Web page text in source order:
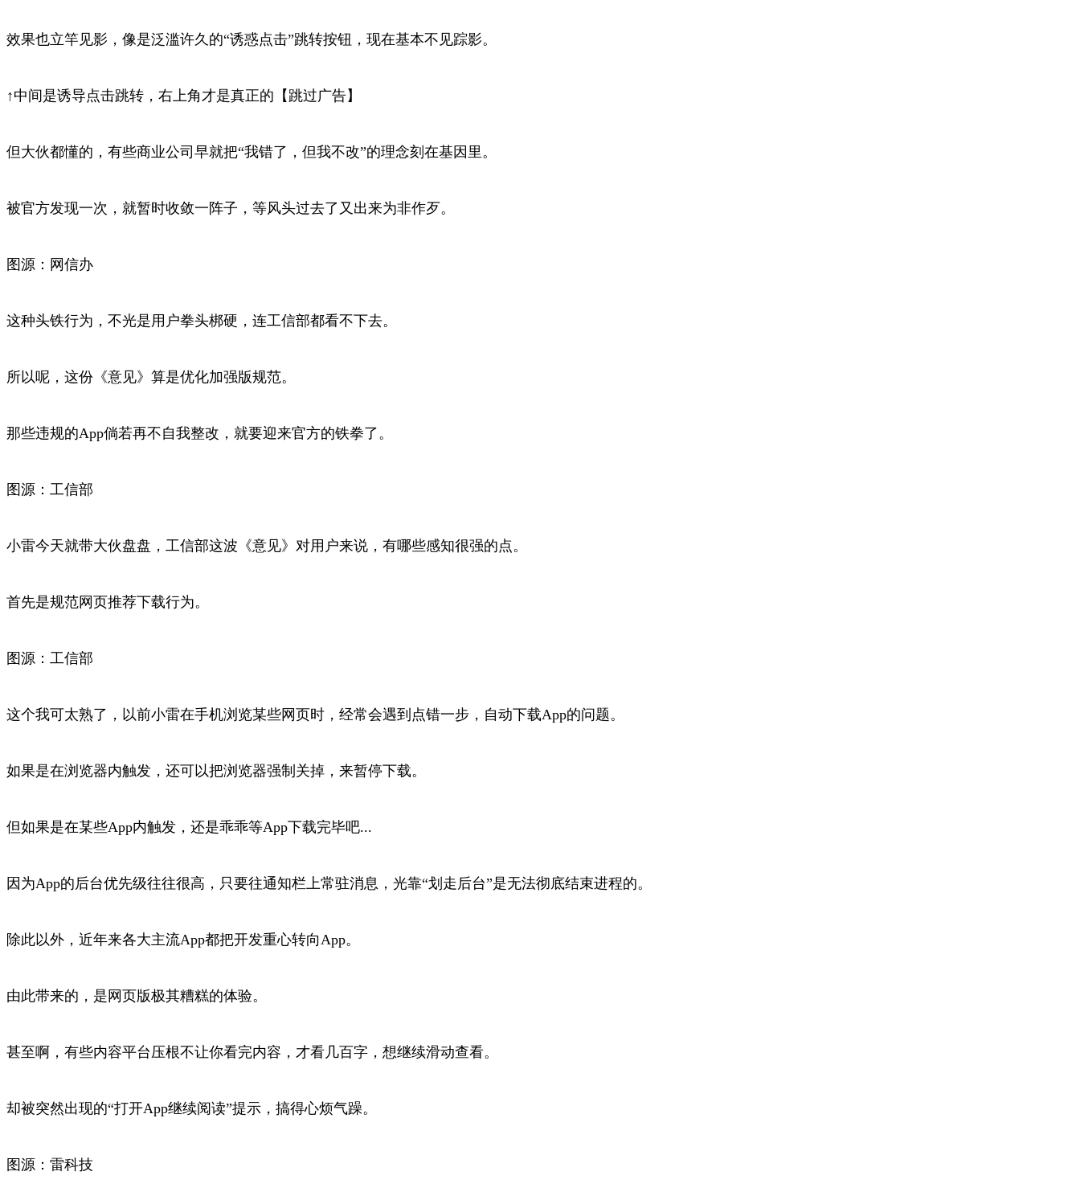
效果也立竿见影，像是泛滥许久的“诱惑点击”跳转按钮，现在基本不见踪影。
↑中间是诱导点击跳转，右上角才是真正的【跳过广告】
但大伙都懂的，有些商业公司早就把“我错了，但我不改”的理念刻在基因里。
被官方发现一次，就暂时收敛一阵子，等风头过去了又出来为非作歹。
图源：网信办
这种头铁行为，不光是用户拳头梆硬，连工信部都看不下去。
所以呢，这份《意见》算是优化加强版规范。
那些违规的App倘若再不自我整改，就要迎来官方的铁拳了。
图源：工信部
小雷今天就带大伙盘盘，工信部这波《意见》对用户来说，有哪些感知很强的点。
首先是规范网页推荐下载行为。
图源：工信部
这个我可太熟了，以前小雷在手机浏览某些网页时，经常会遇到点错一步，自动下载App的问题。
如果是在浏览器内触发，还可以把浏览器强制关掉，来暂停下载。
但如果是在某些App内触发，还是乖乖等App下载完毕吧...
因为App的后台优先级往往很高，只要往通知栏上常驻消息，光靠“划走后台”是无法彻底结束进程的。
除此以外，近年来各大主流App都把开发重心转向App。
由此带来的，是网页版极其糟糕的体验。
甚至啊，有些内容平台压根不让你看完内容，才看几百字，想继续滑动查看。
却被突然出现的“打开App继续阅读”提示，搞得心烦气躁。
图源：雷科技